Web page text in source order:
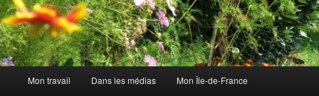
principal
Mon travail Dans les médias Mon Île-de-France